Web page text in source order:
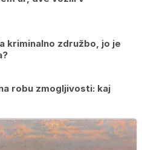
kriminalno združbo, jo je
robu zmogljivosti: kaj